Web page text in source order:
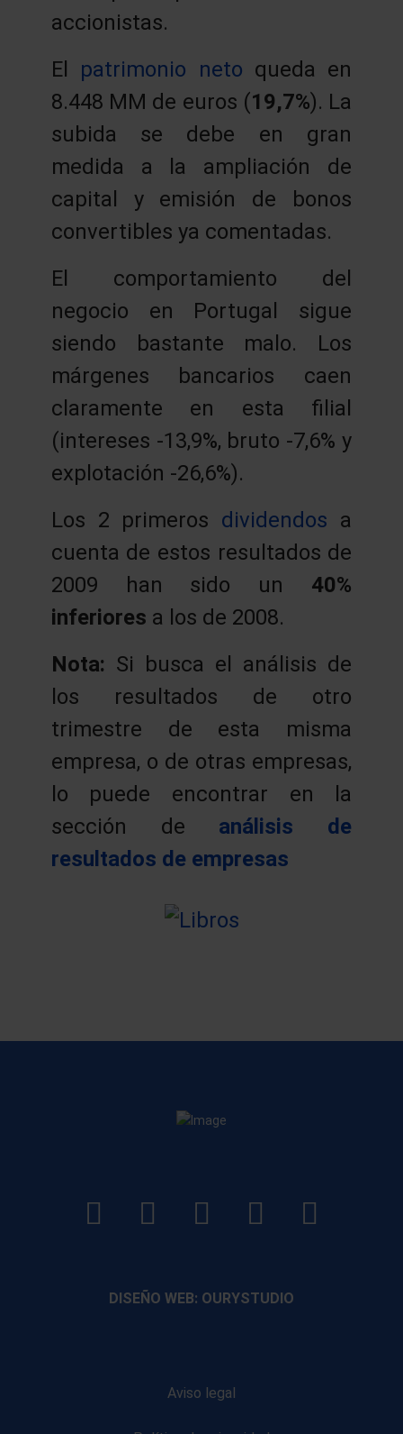
accionistas.
El patrimonio neto queda en
8.448 MM de euros (19,7%). La
subida se debe en gran
medida a la ampliación de
capital y emisión de bonos
convertibles ya comentadas.
El comportamiento del
negocio en Portugal sigue
siendo bastante malo. Los
márgenes bancarios caen
claramente en esta filial
(intereses -13,9%, bruto -7,6% y
explotación -26,6%).
Los 2 primeros dividendos a
cuenta de estos resultados de
2009 han sido un 40%
inferiores a los de 2008.
Nota: Si busca el análisis de
los resultados de otro
trimestre de esta misma
empresa, o de otras empresas,
lo puede encontrar en la
sección de análisis de
resultados de empresas
LinkedInInstagramFacebook
YouTube
DISEÑO WEB: OURYSTUDIO
Aviso legal